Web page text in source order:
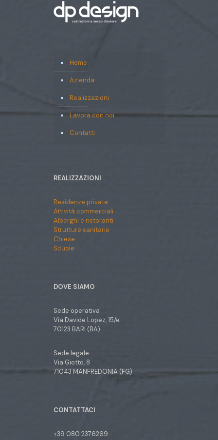
Home
Azienda
Realizzazioni
Lavora con noi
Contatti
REALIZZAZIONI
Residenze private
Attività commerciali
Alberghi e ristoranti
Strutture sanitarie
Chiese
Scuole
DOVE SIAMO
Sede operativa
Via Davide Lopez, 15/e
70123 BARI (BA)
Sede legale
Via Giotto, 8
71043 MANFREDONIA (FG)
CONTATTACI
+39 080 2376269